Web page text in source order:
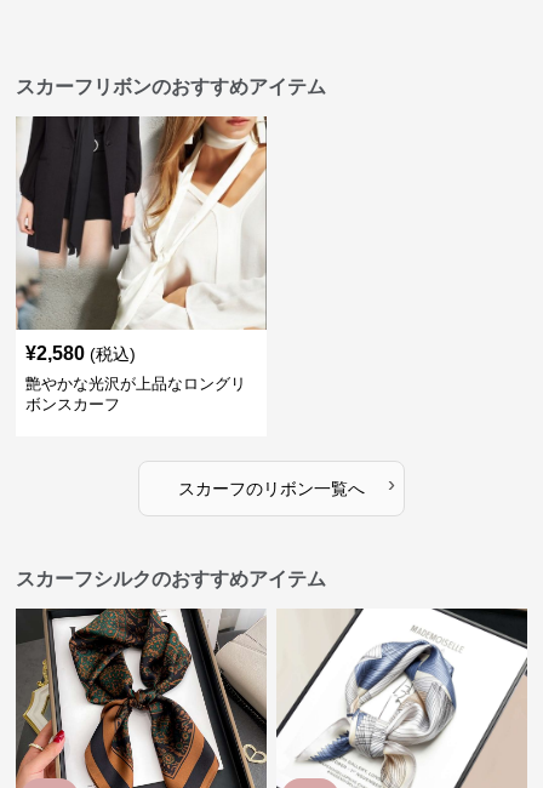
スカーフリボンのおすすめアイテム
¥2,580 (税込)
艶やかな光沢が上品なロングリ
ボンスカーフ
スカーフのリボン一覧へ ›
スカーフシルクのおすすめアイテム